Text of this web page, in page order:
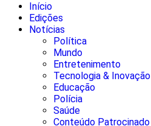
Início
Edições
Notícias
Política
Mundo
Entretenimento
Tecnologia & Inovação
Educação
Polícia
Saúde
Conteúdo Patrocinado